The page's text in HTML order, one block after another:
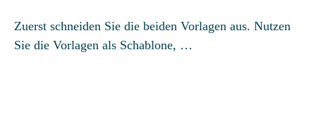
Zuerst schneiden Sie die beiden Vorlagen aus. Nutzen
Sie die Vorlagen als Schablone, …